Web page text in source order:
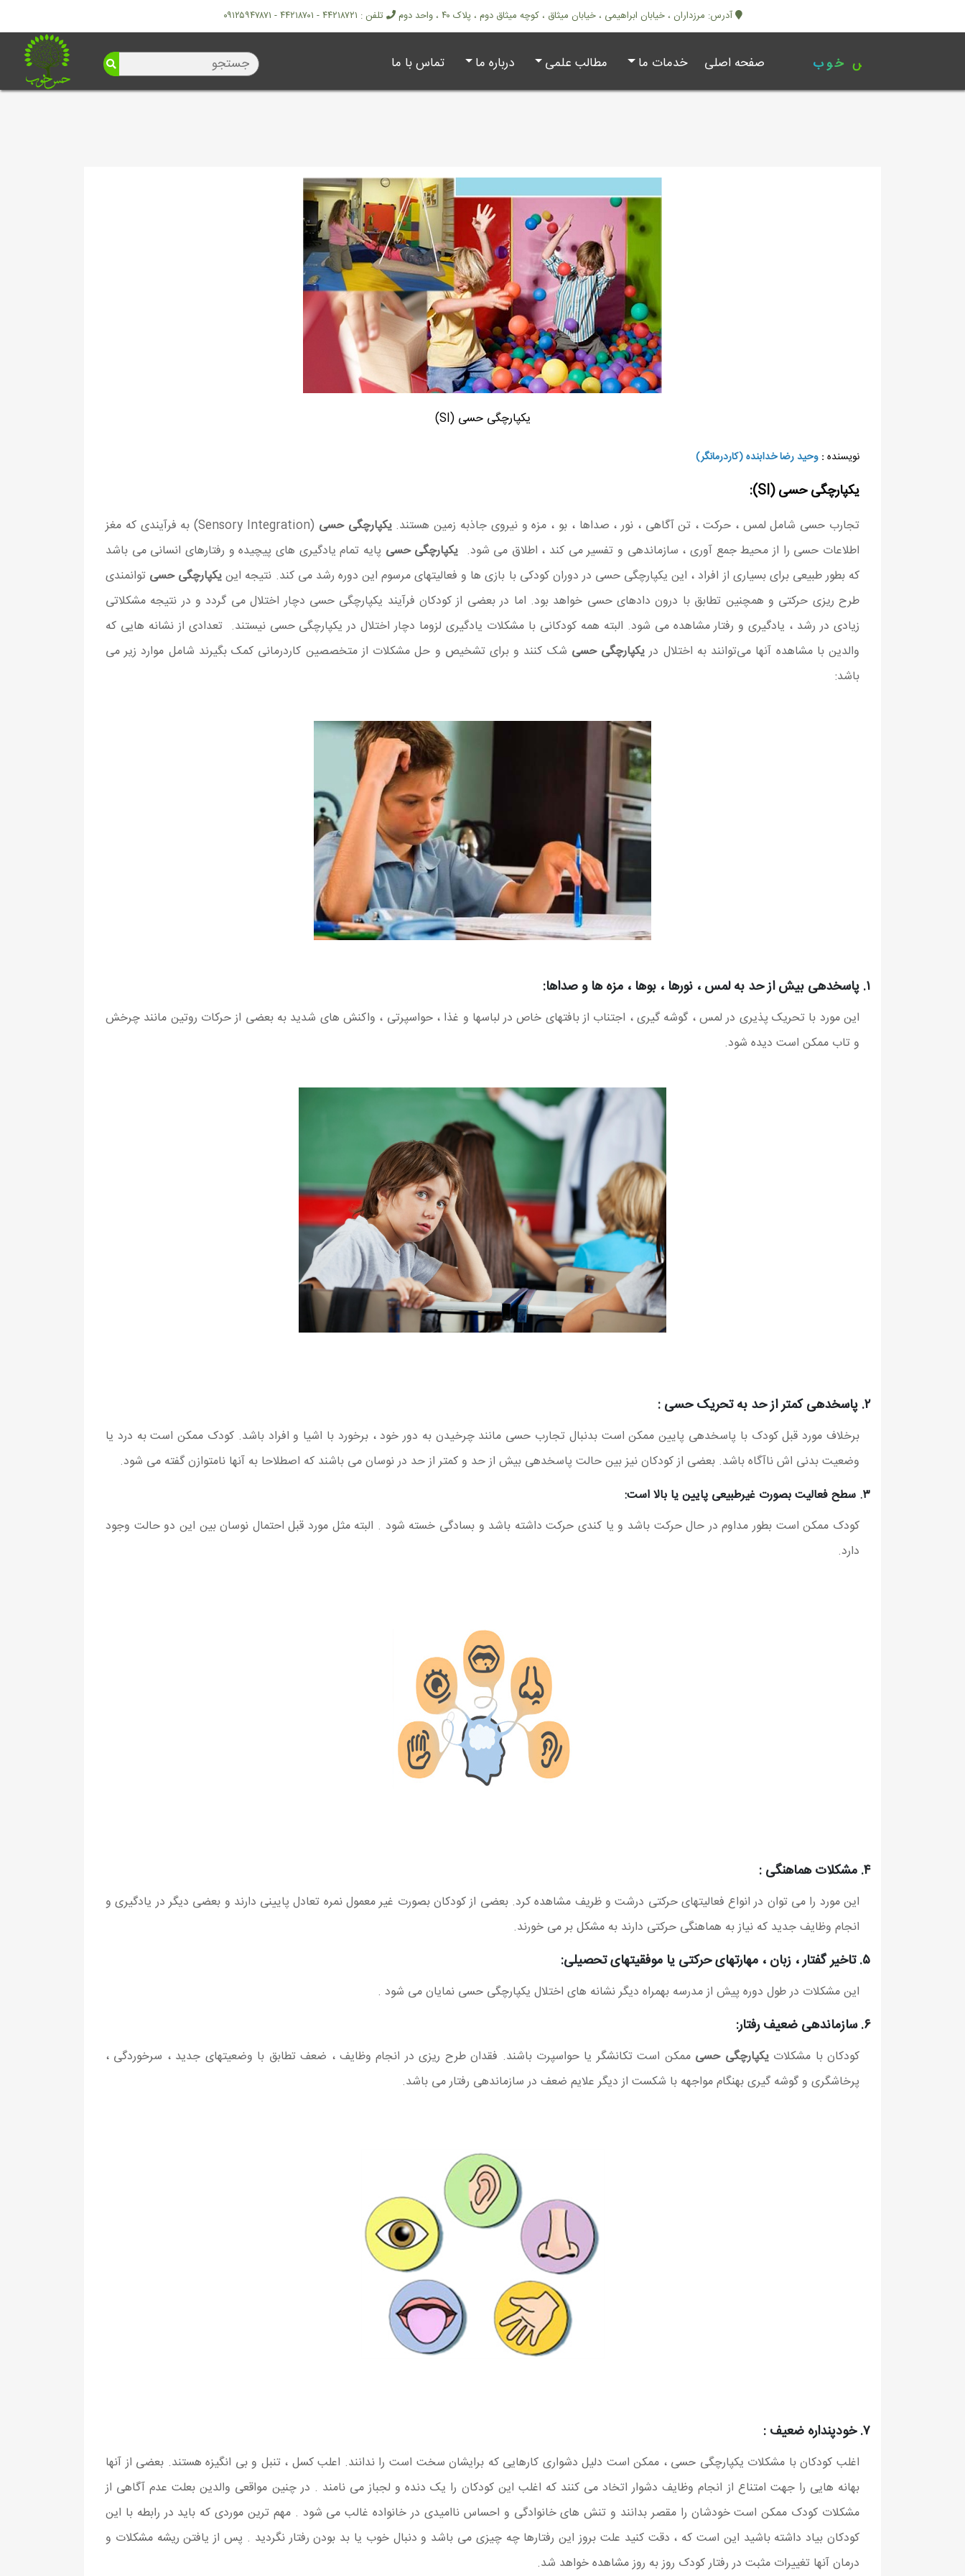
آدرس: مرزداران ، خیابان ابراهیمی ، خیابان میثاق ، کوچه میثاق دوم ، پلاک ۴۰ ، واحد دوم تلفن : ۴۴۲۱۸۷۲۱ - ۴۴۲۱۸۷۰۱ - ۰۹۱۲۵۹۴۷۸۷۱
کلینیک حس خوب صفحه اصلی خدمات ما مطالب علمی درباره ما تماس با ما
یکپارچگی حسی (SI)
نویسنده: وحید رضا خدابنده (کاردرمانگر)
یکپارچگی حسی (SI):
تجارب حسی شامل لمس ، حرکت ، تن آگاهی ، نور ، صداها ، بو ، مزه و نیروی جاذبه زمین هستند.یکپارچگی حسی
(Sensory Integration) به فرآیندی که مغز
اطلاعات حسی را از محیط جمع آوری ، سازماندهی و تفسیر می کند ، اطلاق می شود. یکپارچگی حسی پایه تمام یادگیری های پیچیده و رفتارهای انسانی می باشد
که بطور طبیعی برای بسیاری از افراد ، این یکپارچگی حسی در دوران کودکی با بازی ها و فعالیتهای مرسوم این دوره رشد می کند. نتیجه اینیکپارچگی حسی توانمندی
طرح ریزی حرکتی و همچنین تطابق با درون دادهای حسی خواهد بود. اما در بعضی از کودکان فرآیند یکپارچگی حسی دچار اختلال می گردد و در نتیجه مشکلاتی
زیادی در رشد ، یادگیری و رفتار مشاهده می شود. البته همه کودکانی با مشکلات یادگیری لزوما دچار اختلال در یکپارچگی حسی نیستند. تعدادی از نشانه هایی که
والدین با مشاهده آنها می‌توانند به اختلال دریکپارچگی حسی شک کنند و برای تشخیص و حل مشکلات از متخصصین کاردرمانی کمک بگیرند شامل موارد زیر می
باشد:
۱. پاسخدهی بیش از حد به لمس ، نورها ، بوها ، مزه ها و صداها:
این مورد با تحریک پذیری در لمس ، گوشه گیری ، اجتناب از بافتهای خاص در لباسها و غذا ، حواسپرتی ، واکنش های شدید به بعضی از حرکات روتین مانند چرخش
و تاب ممکن است دیده شود.
۲. پاسخدهی کمتر از حد به تحریک حسی :
برخلاف مورد قبل کودک با پاسخدهی پایین ممکن است بدنبال تجارب حسی مانند چرخیدن به دور خود ، برخورد با اشیا و افراد باشد. کودک ممکن است به درد یا
وضعیت بدنی اش ناآگاه باشد. بعضی از کودکان نیز بین حالت پاسخدهی بیش از حد و کمتر از حد در نوسان می باشند که اصطلاحا به آنها نامتوازن گفته می شود.
۳. سطح فعالیت بصورت غیرطبیعی پایین یا بالا است:
کودک ممکن است بطور مداوم در حال حرکت باشد و یا کندی حرکت داشته باشد و بسادگی خسته شود . البته مثل مورد قبل احتمال نوسان بین این دو حالت وجود
دارد.
۴. مشکلات هماهنگی :
این مورد را می توان در انواع فعالیتهای حرکتی درشت و ظریف مشاهده کرد. بعضی از کودکان بصورت غیر معمول نمره تعادل پایینی دارند و بعضی دیگر در یادگیری و
انجام وظایف جدید که نیاز به هماهنگی حرکتی دارند به مشکل بر می خورند.
۵. تاخیر گفتار ، زبان ، مهارتهای حرکتی یا موفقیتهای تحصیلی:
این مشکلات در طول دوره پیش از مدرسه بهمراه دیگر نشانه های اختلال یکپارچگی حسی نمایان می شود .
۶. سازماندهی ضعیف رفتار:
کودکان با مشکلاتیکپارچگی حسی ممکن است تکانشگر یا حواسپرت باشند. فقدان طرح ریزی در انجام‌ وظایف ، ضعف تطابق با وضعیتهای جدید ، سرخوردگی ،
پرخاشگری و گوشه گیری بهنگام مواجهه با شکست از دیگر علایم ضعف در سازماندهی رفتار می باشد.
۷. خودپنداره ضعیف :
اغلب کودکان با مشکلات یکپارچگی حسی ، ممکن است دلیل دشواری کارهایی که برایشان سخت است را ندانند‌. اعلب کسل ، تنبل و بی انگیزه هستند. بعضی از آنها
بهانه هایی را جهت امتناع از انجام وظایف دشوار اتخاد می کنند که اغلب این کودکان را یک دنده و لجباز می نامند . در چنین مواقعی والدین بعلت عدم آگاهی از
مشکلات کودک ممکن است خودشان را مقصر بدانند و تنش های خانوادگی و احساس ناامیدی در خانواده غالب می شود . مهم ترین موردی که باید در رابطه با این
کودکان بیاد داشته باشید این است که ، دقت کنید علت بروز این رفتارها چه چیزی می باشد و دنبال خوب یا بد بودن رفتار نگردید . پس از یافتن ریشه مشکلات و
درمان آنها تغییرات مثبت در رفتار کودک روز به روز مشاهده خواهد شد.